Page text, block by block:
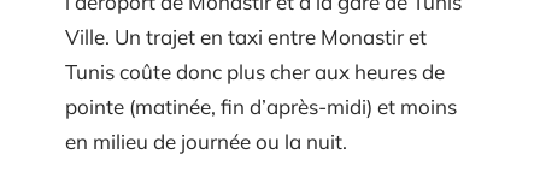
Ville. Un trajet en taxi entre Monastir et
Tunis coûte donc plus cher aux heures de
pointe (matinée, fin d’après-midi) et moins
en milieu de journée ou la nuit.